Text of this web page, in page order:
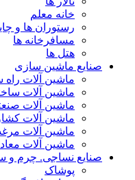
خانه معلم
رستوران ها و
مسافرخانه ها
هتل ها
صنایع ماشین سازی
ماشین آلات
ماشین آلات
ماشین آلات
ماشین آلات
ماشین آلات
ماشین آلات
صنایع نساجی. چرم و
پوشاک